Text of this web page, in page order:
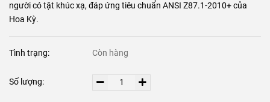
người có tật khúc xạ, đáp ứng tiêu chuẩn ANSI Z87.1-2010+ của
Hoa Kỳ.
Tình trạng: Còn hàng
Số lượng: